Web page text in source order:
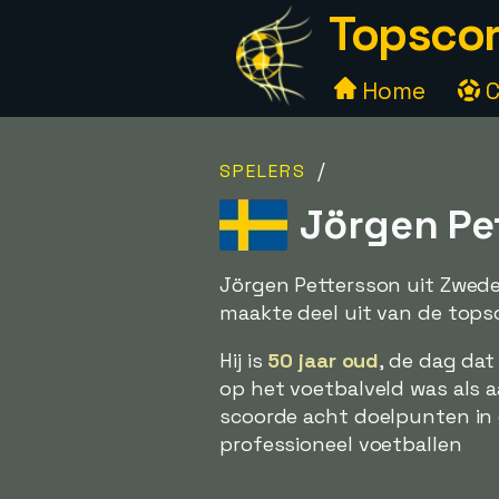
Home
SPELERS /
Jörgen
Jörgen Pettersson uit
maakte deel uit van de
Hij is 50 jaar oud, de dag
op het voetbalveld was als
scoorde acht doelpunten in
professioneel voetballen